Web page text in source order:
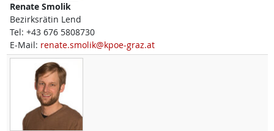
Renate Smolik
Bezirksrätin Lend
Tel: +43 676 5808730
E-Mail: renate.smolik@kpoe-graz.at